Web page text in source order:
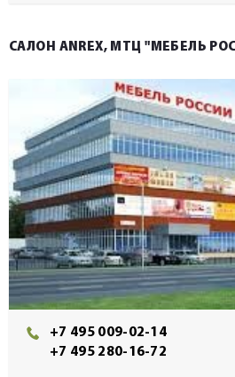
САЛОН ANREX, МТЦ "МЕБЕЛЬ
+7 495 009-02-14
+7 495 280-16-72